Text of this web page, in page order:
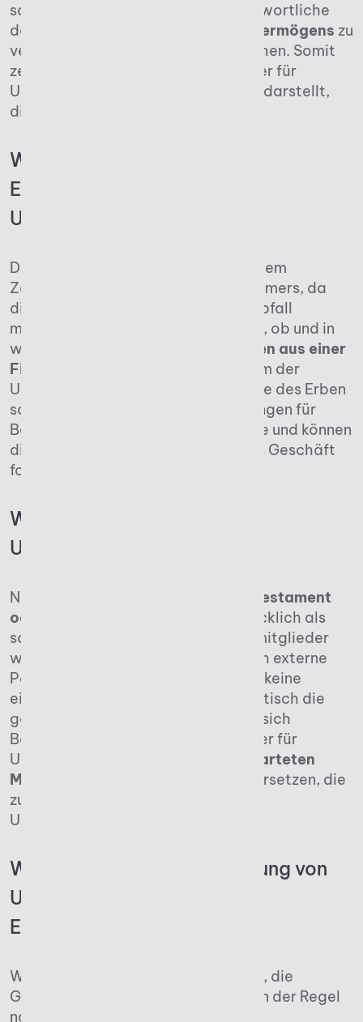
schlimmsten Fall fühlen sich Verantwortliche
dazu gedrängt, Teile des
Betriebsvermögens zu
verkaufen, um die Steuer zu begleichen. Somit
zeigt sich, dass die Erbschaftssteuer für
Unternehmen durchaus eine Gefahr darstellt,
die die Stabilität gefährdet.
Wann genau fällt die
Erbschaftssteuer in einem
Unternehmen an?
Die Erbschaftssteuer entsteht mit dem
Zeitpunkt des Todes eines Unternehmers, da
dieser Moment den sogenannten Erbfall
markiert. Dann prüft das Finanzamt, ob und in
welchem Umfang
Betriebsvermögen aus einer
Firma auf Erben
übergeht. Vor allem der
Unternehmenswert, die Steuerklasse des Erben
sowie mögliche Steuervergünstigungen für
Betriebsvermögen spielen eine Rolle und können
die Steuerlast reduzieren, sollte das Geschäft
fortgeführt werden.
Wer gilt als Erbe eines
Unternehmens?
Nachfolger wurden bestenfalls
im Testament
oder Gesellschaftsvertrag
ausdrücklich als
solche bestimmt. Sowohl Familienmitglieder
wie Kinder oder Ehepartner als auch externe
Personen kommen infrage. Existiert keine
eindeutige Regelung, greift automatisch die
gesetzliche Erbfolge. Dann müssen sich
Betriebe neben der Erbschaftssteuer für
Unternehmen auch mit einer
unerwarteten
Miterbengemeinschaft
auseinandersetzen, die
zu betrieblichen Problemen und
Unstimmigkeiten führen kann.
Wie funktioniert die Bewertung von
Unternehmen für die
Erbschaftssteuer?
Wie viel die jeweilige Firma wert ist, die
Geschäftsführende vererben, wird in der Regel
nach dem